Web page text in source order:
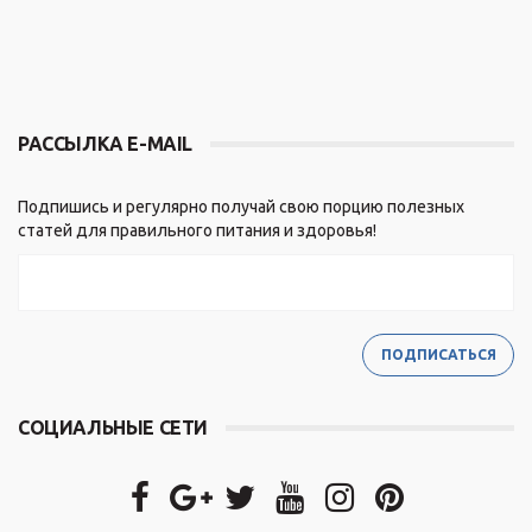
РАССЫЛКА E-MAIL
Подпишись и регулярно получай свою порцию полезных
статей для правильного питания и здоровья!
СОЦИАЛЬНЫЕ СЕТИ